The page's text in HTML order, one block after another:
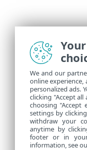
We and our
online experience,
personalized ads.
clicking "Accept all
choosing "Accept
settings by
withdraw your
anytime by
footer or in
information, see